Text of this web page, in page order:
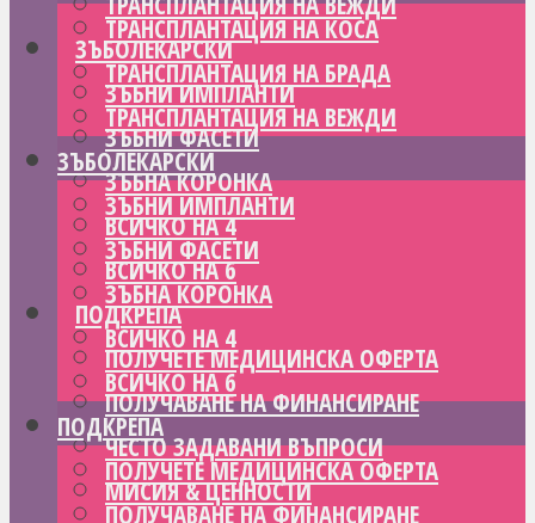
ЗЪБОЛЕКАРСКИ
ЗЪБНИ ИМПЛАНТИ
ЗЪБНИ ФАСЕТИ
ЗЪБНА КОРОНКА
ВСИЧКО НА 4
ВСИЧКО НА 6
ПОДКРЕПА
ПОЛУЧЕТЕ МЕДИЦИНСКА ОФЕРТА
ПОЛУЧАВАНЕ НА ФИНАНСИРАНЕ
ЧЕСТО ЗАДАВАНИ ВЪПРОСИ
МИСИЯ & ЦЕННОСТИ
ТРАНСПЛАНТАЦИЯ НА КОСА
ТРАНСПЛАНТАЦИЯ НА БРАДА
ТРАНСПЛАНТАЦИЯ НА ВЕЖДИ
ЗЪБОЛЕКАРСКИ
ЗЪБНИ ИМПЛАНТИ
ЗЪБНИ ФАСЕТИ
ЗЪБНА КОРОНКА
ВСИЧКО НА 4
ВСИЧКО НА 6
ПОДКРЕПА
ПОЛУЧЕТЕ МЕДИЦИНСКА ОФЕРТА
ПОЛУЧАВАНЕ НА ФИНАНСИРАНЕ